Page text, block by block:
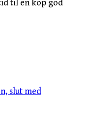
til en kop god
slut med